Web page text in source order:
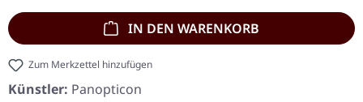
IN DEN WARENKORB
Zum Merkzettel hinzufügen
Künstler: Panopticon